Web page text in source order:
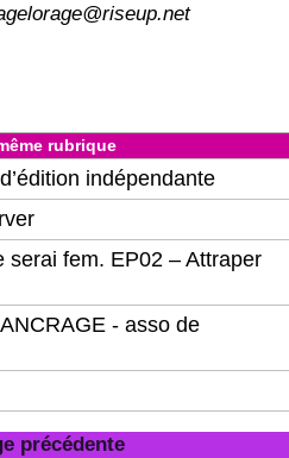
rubrique
indépendante
serai fem. EP02 – Attraper
- asso de
précédente